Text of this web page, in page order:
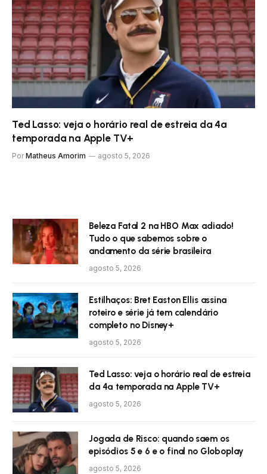
Ted Lasso: veja o horário real de estreia da 4ª
temporada na Apple TV+
Por Matheus Amorim agosto 5, 2026
Beleza Fatal 2 na HBO Max adiado!
Tudo o que sabemos sobre o
andamento da série brasileira
agosto 5, 2026
Estilhaços: Bret Easton Ellis assina
roteiro e série já tem calendário
completo no Disney+
agosto 5, 2026
Ted Lasso: veja o horário real de estreia
da 4ª temporada na Apple TV+
agosto 5, 2026
Jogada de Risco: quando saem os
episódios 5 e 6 e o final no Globoplay
agosto 5, 2026